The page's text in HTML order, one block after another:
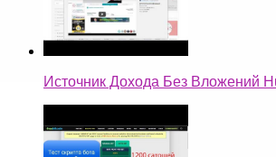
Источник Дохода Без Вложений